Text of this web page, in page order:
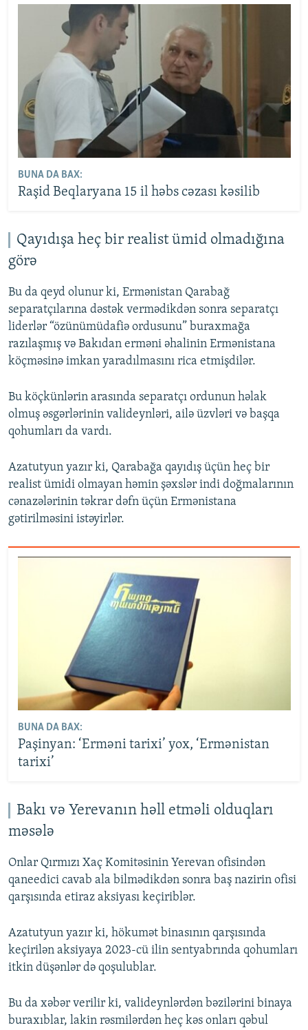
BUNA DA BAX:
Raşid Beqlaryana 15 il həbs cəzası kəsilib
Qayıdışa heç bir realist ümid olmadığına
görə
Bu da qeyd olunur ki, Ermənistan Qarabağ
separatçılarına dəstək vermədikdən sonra separatçı
liderlər “özünümüdafiə ordusunu” buraxmağa
razılaşmış və Bakıdan erməni əhalinin Ermənistana
köçməsinə imkan yaradılmasını rica etmişdilər.
Bu köçkünlərin arasında separatçı ordunun həlak
olmuş əsgərlərinin valideynləri, ailə üzvləri və başqa
qohumları da vardı.
Azatutyun yazır ki, Qarabağa qayıdış üçün heç bir
realist ümidi olmayan həmin şəxslər indi doğmalarının
cənazələrinin təkrar dəfn üçün Ermənistana
gətirilməsini istəyirlər.
BUNA DA BAX:
Paşinyan: ‘Erməni tarixi’ yox, ‘Ermənistan
tarixi’
Bakı və Yerevanın həll etməli olduqları
məsələ
Onlar Qırmızı Xaç Komitəsinin Yerevan ofisindən
qaneedici cavab ala bilmədikdən sonra baş nazirin ofisi
qarşısında etiraz aksiyası keçiriblər.
Azatutyun yazır ki, hökumət binasının qarşısında
keçirilən aksiyaya 2023-cü ilin sentyabrında qohumları
itkin düşənlər də qoşulublar.
Bu da xəbər verilir ki, valideynlərdən bəzilərini binaya
buraxıblar, lakin rəsmilərdən heç kəs onları qəbul